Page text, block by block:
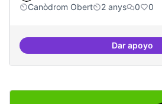
Canòdrom Obert
2 anys 0 0
Dar apoyo
Drets